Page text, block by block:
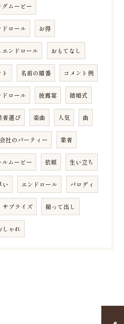
グムービー
ドロール お得
ンドロール おもてなし
名前の順番 コメント例
ドロール 披露宴 結婚式
者選び 楽曲 人気 曲
会社のパーティー 業者
ルムービー 依頼 生い立ち
い エンドロール パロディ
サプライズ 撮って出し
しゃれ